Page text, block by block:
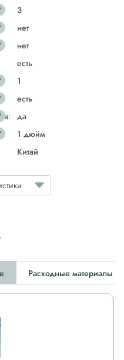
3
нет
нет
есть
1
есть
да
1 дюйм
Китай
Расходные материалы